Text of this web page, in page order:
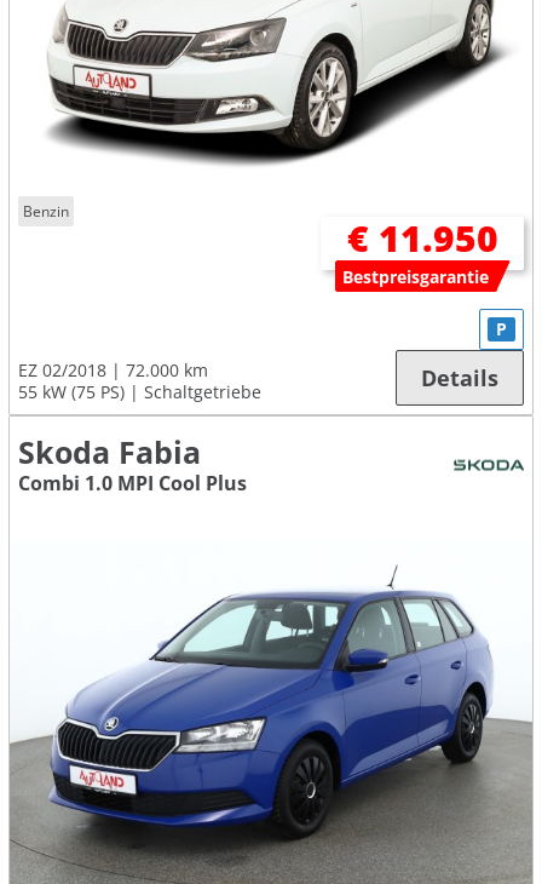
Benzin
€ 11.950
Bestpreisgarantie
EZ 02/2018
72.000 km
55 kW (75 PS)
Schaltgetriebe
P
Details
Skoda Fabia
Combi 1.0 MPI Cool Plus